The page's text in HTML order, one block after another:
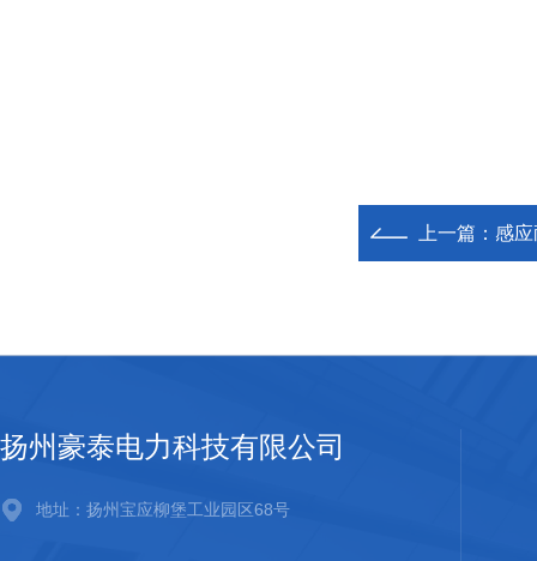
上一篇： 感
扬州豪泰电力科技有限公司
地址：扬州宝应柳堡工业园区68号